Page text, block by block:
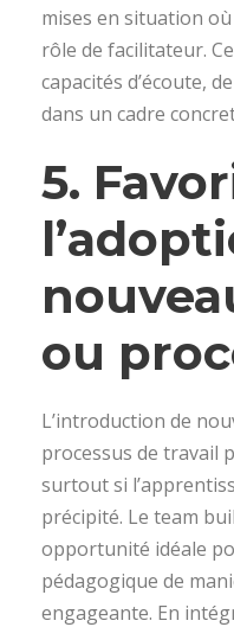
mises en situation
rôle de facilitateur.
capacités d’écoute,
dans un cadre
5.
ou
L’introduction de
processus de travail
surtout si
précipité. Le team
opportunité idéale
pédagogique de
engageante. En